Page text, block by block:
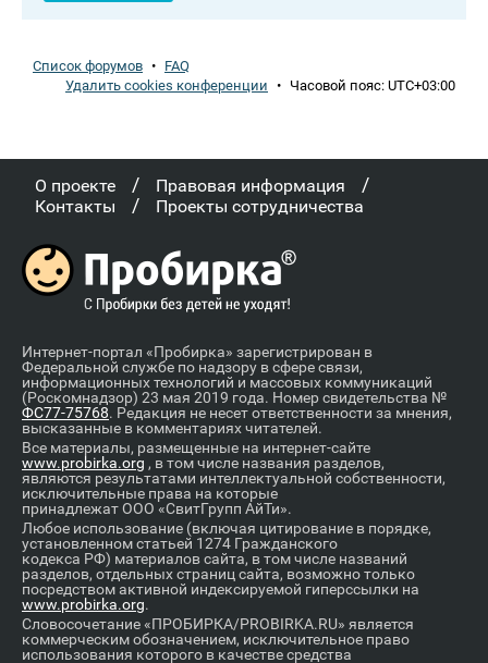
Список форумов • FAQ
Удалить cookies конференции • Часовой пояс: UTC+03:00
О проекте / Правовая информация /
Контакты / Проекты сотрудничества
Интернет-портал «Пробирка» зарегистрирован в
Федеральной службе по надзору в сфере связи,
информационных технологий и массовых коммуникаций
(Роскомнадзор) 23 мая 2019 года. Номер свидетельства №
ФС77-75768. Редакция не несет ответственности за мнения,
высказанные в комментариях читателей.
Все материалы, размещенные на интернет-сайте
www.probirka.org , в том числе названия разделов,
являются результатами интеллектуальной собственности,
исключительные права на которые
принадлежат ООО «СвитГрупп АйТи».
Любое использование (включая цитирование в порядке,
установленном статьей 1274 Гражданского
кодекса РФ) материалов сайта, в том числе названий
разделов, отдельных страниц сайта, возможно только
посредством активной индексируемой гиперссылки на
www.probirka.org.
Словосочетание «ПРОБИРКА/PROBIRKA.RU» является
коммерческим обозначением, исключительное право
использования которого в качестве средства